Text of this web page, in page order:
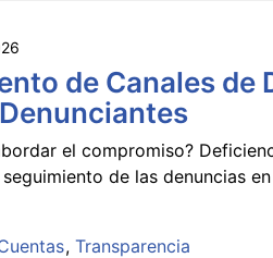
de Canales de
el compromiso?
de las denuncias
Transparencia